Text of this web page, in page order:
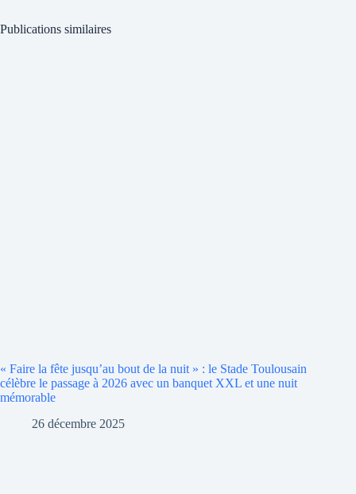
Publications similaires
« Faire la fête jusqu’au bout de la nuit » : le Stade Toulousain
célèbre le passage à 2026 avec un banquet XXL et une nuit
mémorable
26 décembre 2025